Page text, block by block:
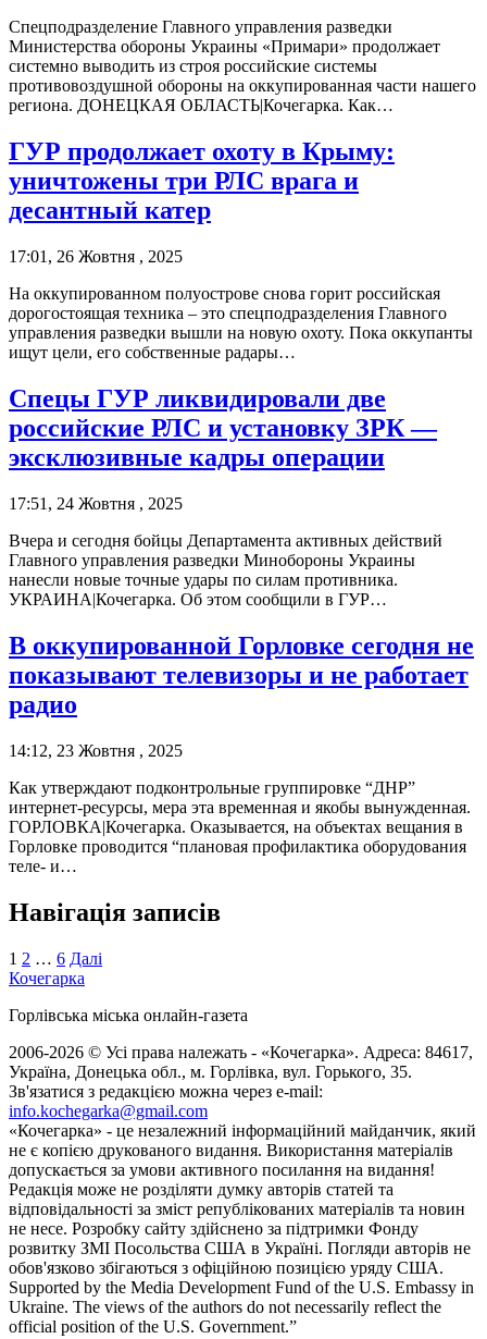
Спецподразделение Главного управления разведки
Министерства обороны Украины «Примари» продолжает
системно выводить из строя российские системы
противовоздушной обороны на оккупированная части нашего
региона. ДОНЕЦКАЯ ОБЛАСТЬ|Кочегарка. Как…
ГУР продолжает охоту в Крыму:
уничтожены три РЛС врага и
десантный катер
17:01, 26 Жовтня , 2025
На оккупированном полуострове снова горит российская
дорогостоящая техника – это спецподразделения Главного
управления разведки вышли на новую охоту. Пока оккупанты
ищут цели, его собственные радары…
Спецы ГУР ликвидировали две
российские РЛС и установку ЗРК —
эксклюзивные кадры операции
17:51, 24 Жовтня , 2025
Вчера и сегодня бойцы Департамента активных действий
Главного управления разведки Минобороны Украины
нанесли новые точные удары по силам противника.
УКРАИНА|Кочегарка. Об этом сообщили в ГУР…
В оккупированной Горловке сегодня не
показывают телевизоры и не работает
радио
14:12, 23 Жовтня , 2025
Как утверждают подконтрольные группировке “ДНР”
интернет-ресурсы, мера эта временная и якобы вынужденная.
ГОРЛОВКА|Кочегарка. Оказывается, на объектах вещания в
Горловке проводится “плановая профилактика оборудования
теле- и…
Навігація записів
1 2 … 6 Далі
Кочегарка
Горлівська міська онлайн-газета
2006-2026 © Усі права належать - «Кочегарка». Адреса: 84617,
Україна, Донецька обл., м. Горлівка, вул. Горького, 35.
Зв'язатися з редакцією можна через e-mail:
info.kochegarka@gmail.com
«Кочегарка» - це незалежний інформаційний майданчик, який
не є копією друкованого видання. Використання матеріалів
допускається за умови активного посилання на видання!
Редакція може не розділяти думку авторів статей та
відповідальності за зміст републікованих матеріалів та новин
не несе. Розробку сайту здійснено за підтримки Фонду
розвитку ЗМІ Посольства США в Україні. Погляди авторів не
обов'язково збігаються з офіційною позицією уряду США.
Supported by the Media Development Fund of the U.S. Embassy in
Ukraine. The views of the authors do not necessarily reflect the
official position of the U.S. Government.”